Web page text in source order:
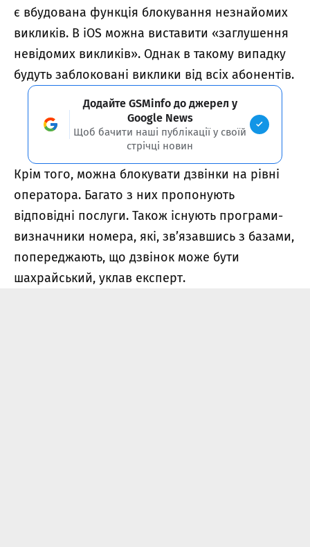
є вбудована функція блокування незнайомих
викликів. В iOS можна виставити «заглушення
невідомих викликів». Однак в такому випадку
будуть заблоковані виклики від всіх абонентів.
Додайте GSMinfo до джерел у
Google News
Щоб бачити наші публікації у своїй
стрічці новин
Крім того, можна блокувати дзвінки на рівні
оператора. Багато з них пропонують
відповідні послуги. Також існують програми-
визначники номера, які, зв’язавшись з базами,
попереджають, що дзвінок може бути
шахрайський, уклав експерт.